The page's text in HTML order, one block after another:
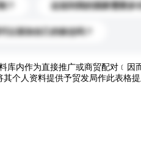
？ 运送到我的国家需要多
以添加自己的标志吗？
库内作为直接推广或商贸配对﹝
个人资料提供予贸发局作此表格提